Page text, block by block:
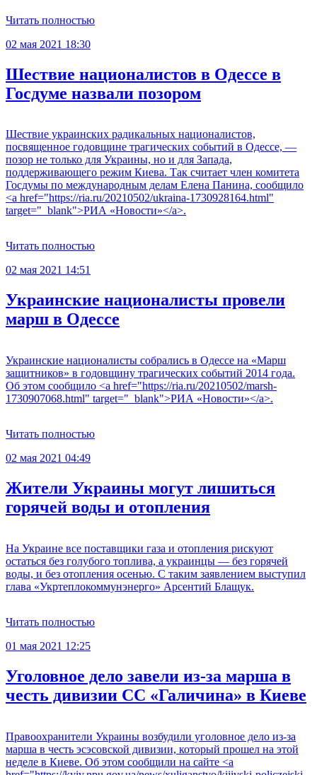
Читать полностью
02 мая 2021 18:30
Шествие националистов в Одессе в
Госдуме назвали позором
Шествие украинских радикальных националистов,
посвященное годовщине трагических событий в Одессе, —
позор не только для Украины, но и для Запада,
поддерживающего режим Киева. Так считает член комитета
Госдумы по международным делам Елена Панина, сообщило
<a href="https://ria.ru/20210502/ukraina-1730928164.html"
target="_blank">РИА «Новости»</a>.
Читать полностью
02 мая 2021 14:51
Украинские националисты провели
марш в Одессе
Украинские националисты собрались в Одессе на «Марш
защитников» в годовщину трагических событий 2014 года.
Об этом сообщило <a href="https://ria.ru/20210502/marsh-
1730907068.html" target="_blank">РИА «Новости»</a>.
Читать полностью
02 мая 2021 04:49
Жители Украины могут лишиться
горячей воды и отопления
На Украине все поставщики газа и отопления рискуют
остаться без голубого топлива, а украинцы — без горячей
воды, и без отопления осенью. С таким заявлением выступил
глава «Укртеплокоммунэнерго» Арсентий Блащук.
Читать полностью
01 мая 2021 12:25
Уголовное дело завели из-за марша в
честь дивизии СС «Галичина» в Киеве
Правоохранители Украины возбудили уголовное дело из-за
марша в честь эсэсовской дивизии, который прошел на этой
неделе в Киеве. Об этом сообщили на сайте <a